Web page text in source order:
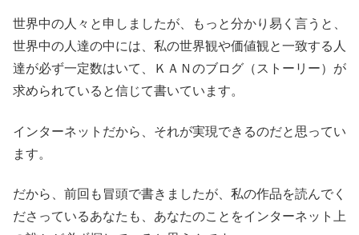
世界中の人々と申しましたが、もっと分かり易く言うと、
世界中の人達の中には、私の世界観や価値観と一致する人
達が必ず一定数はいて、ＫＡＮのブログ（ストーリー）が
求められていると信じて書いています。
インターネットだから、それが実現できるのだと思ってい
ます。
だから、前回も冒頭で書きましたが、私の作品を読んでく
ださっているあなたも、あなたのことをインターネット上